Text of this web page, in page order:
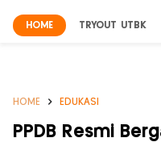
HOME TRYOUT UTBK
HOME EDUKASI
PPDB Resmi